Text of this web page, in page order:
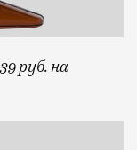
руб. на